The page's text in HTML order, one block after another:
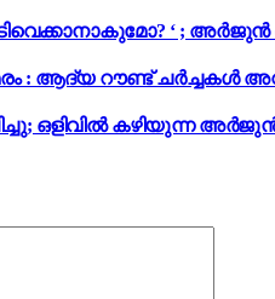
‘ ; അർജുൻ
: ആദ്യ റൗണ്ട് ചർച്ചകൾ
ഒളിവില്‍ കഴിയുന്ന